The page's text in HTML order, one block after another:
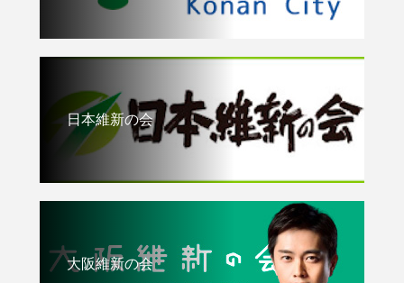
日本維新の会
大阪維新の会